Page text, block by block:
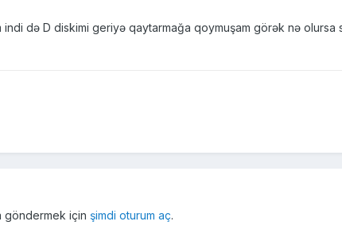
də D diskimi geriyə qaytarmağa qoymuşam görək nə olursa
göndermek için şimdi oturum aç.